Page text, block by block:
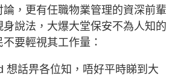
論，更有任職物業管理的資深前輩
身說法，大爆大堂保安不為人知的
要輕視其工作量：
想話畀各位知，唔好平時睇到大